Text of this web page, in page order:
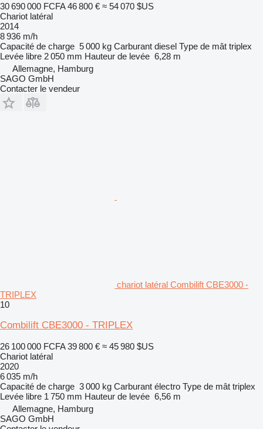
30 690 000 FCFA 46 800 € ≈ 54 070 $US
Chariot latéral
2014
8 936 m/h
Capacité de charge 5 000 kg Carburant diesel Type de mât triplex
Levée libre 2 050 mm Hauteur de levée 6,28 m
Allemagne, Hamburg
SAGO GmbH
Contacter le vendeur
chariot latéral Combilift CBE3000 -
TRIPLEX
10
Combilift CBE3000 - TRIPLEX
26 100 000 FCFA 39 800 € ≈ 45 980 $US
Chariot latéral
2020
6 035 m/h
Capacité de charge 3 000 kg Carburant électro Type de mât triplex
Levée libre 1 750 mm Hauteur de levée 6,56 m
Allemagne, Hamburg
SAGO GmbH